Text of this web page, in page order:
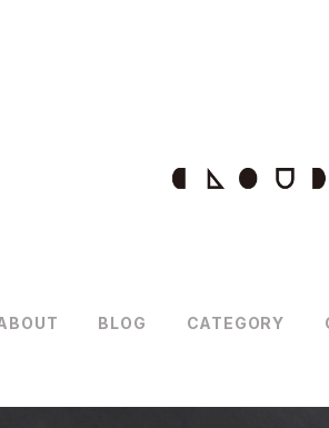
BLOG CATEGORY